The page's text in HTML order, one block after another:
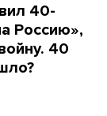
40-
Россию»,
40